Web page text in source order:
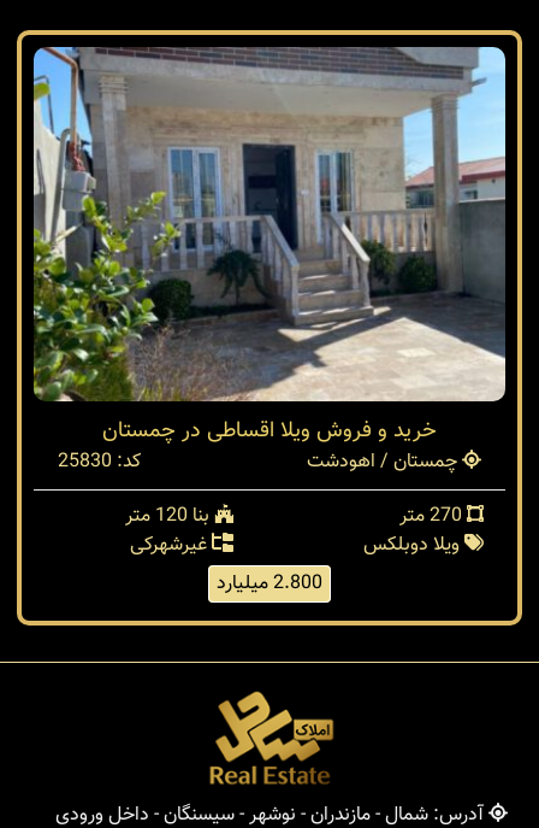
خرید و فروش ویلا اقساطی در چمستان
چمستان / اهودشت
کد: 25830
بنا 120 متر
ویلا دوبلکس
غیرشهرکی
2.800 میلیارد
آدرس: شمال - مازندران - نوشهر - سیسنگان - داخل ورودی